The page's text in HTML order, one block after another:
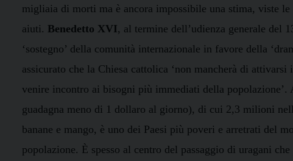
migliaia di morti ma è ancora impossibile una stima, viste
aiuti. Benedetto XVI, al termine dell’udienza generale del
‘sostegno’ della comunità internazionale in favore della
assicurato che la Chiesa cattolica ‘non mancherà di
venire incontro ai bisogni più immediati della
guadagna meno di 1 dollaro al giorno), di cui 2,3 milioni
banane e mango, è uno dei Paesi più poveri e arretrati del
popolazione. È spesso al centro del passaggio di uragani